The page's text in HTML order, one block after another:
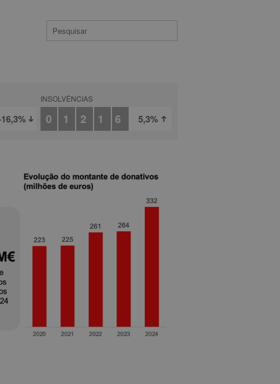
INSOLVÊNCIAS
01216 5,3%